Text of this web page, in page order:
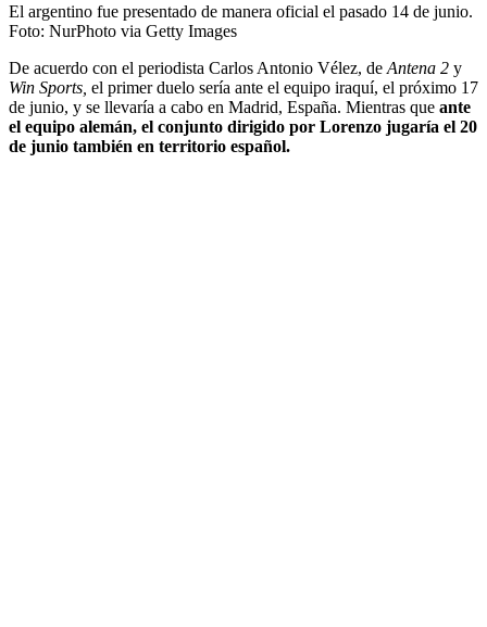
El argentino fue presentado de manera oficial el pasado 14 de junio.
Foto: NurPhoto via Getty Images
De acuerdo con el periodista Carlos Antonio Vélez, de Antena 2 y
Win Sports, el primer duelo sería ante el equipo iraquí, el próximo 17
de junio, y se llevaría a cabo en Madrid, España. Mientras que ante
el equipo alemán, el conjunto dirigido por Lorenzo jugaría el 20
de junio también en territorio español.